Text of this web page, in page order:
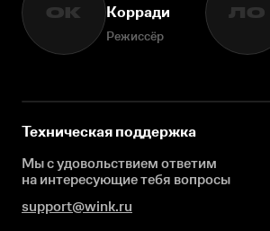
ОК
Корради
Режиссёр
ЛО
Техническая поддержка
Мы с удовольствием ответим
на интересующиетебя вопросы
support@wink.ru